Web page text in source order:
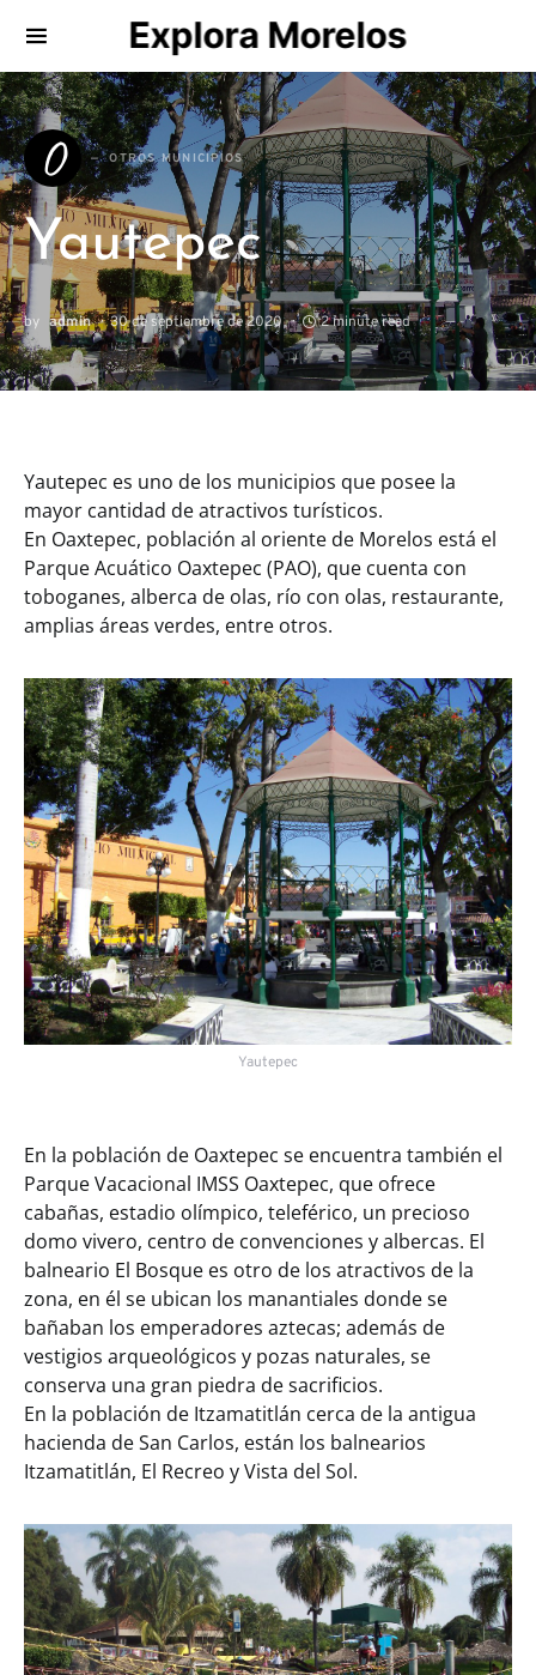
Explora Morelos
Search for:
O OTROS MUNICIPIOS
Yautepec
by admin 30 de septiembre de 2020 2 minute read
Yautepec es uno de los municipios que posee la
mayor cantidad de atractivos turísticos.
En Oaxtepec, población al oriente de Morelos está el
Parque Acuático Oaxtepec (PAO), que cuenta con
toboganes, alberca de olas, río con olas, restaurante,
amplias áreas verdes, entre otros.
Yautepec
En la población de Oaxtepec se encuentra también el
Parque Vacacional IMSS Oaxtepec, que ofrece
cabañas, estadio olímpico, teleférico, un precioso
domo vivero, centro de convenciones y albercas. El
balneario El Bosque es otro de los atractivos de la
zona, en él se ubican los manantiales donde se
bañaban los emperadores aztecas; además de
vestigios arqueológicos y pozas naturales, se
conserva una gran piedra de sacrificios.
En la población de Itzamatitlán cerca de la antigua
hacienda de San Carlos, están los balnearios
Itzamatitlán, El Recreo y Vista del Sol.